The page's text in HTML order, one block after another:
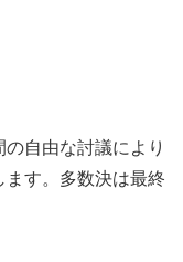
自由な討議により
す。多数決は最終